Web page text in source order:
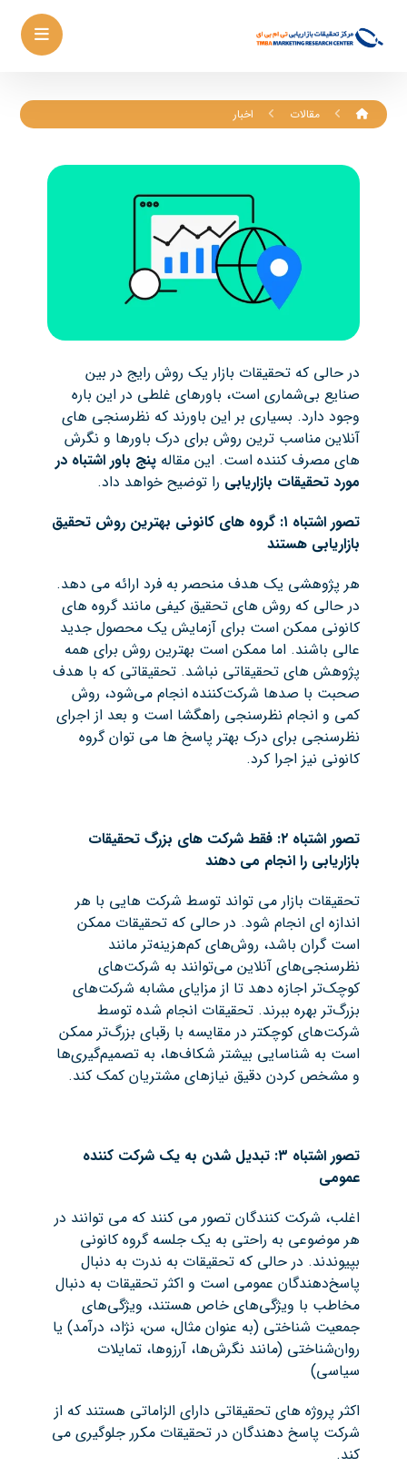
مقالات اخبار
در حالی که تحقیقات بازار یک روش رایج در بین
صنایع بی‌شماری است، باورهای غلطی در این باره
وجود دارد. بسیاری بر این باورند که نظرسنجی های
آنلاین مناسب ترین روش برای درک باورها و نگرش
های مصرف کننده است. این مقالهپنج باور اشتباه در
مورد تحقیقات بازاریابی را توضیح خواهد داد.
تصور اشتباه ۱: گروه های کانونی بهترین روش تحقیق
بازاریابی هستند
هر پژوهشی یک هدف منحصر به فرد ارائه می دهد.
در حالی که روش های تحقیق کیفی مانند گروه های
کانونی ممکن است برای آزمایش یک محصول جدید
عالی باشند. اما ممکن است بهترین روش برای همه
پژوهش های تحقیقاتی نباشد. تحقیقاتی که با هدف
صحبت با صدها شرکت‌کننده انجام می‌شود، روش
کمی و انجام نظرسنجی راهگشا است و بعد از اجرای
نظرسنجی برای درک بهتر پاسخ ها می توان گروه
کانونی نیز اجرا کرد.
تصور اشتباه ۲: فقط شرکت های بزرگ تحقیقات
بازاریابی را انجام می دهند
تحقیقات بازار می تواند توسط شرکت هایی با هر
اندازه ای انجام شود. در حالی که تحقیقات ممکن
است گران باشد، روش‌های کم‌هزینه‌تر مانند
نظرسنجی‌های آنلاین می‌توانند به شرکت‌های
کوچک‌تر اجازه دهد تا از مزایای مشابه شرکت‌های
بزرگ‌تر بهره ببرند. تحقیقات انجام شده توسط
شرکت‌های کوچکتر در مقایسه با رقبای بزرگ‌تر ممکن
است به شناسایی بیشتر شکاف‌ها، به تصمیم‌گیری‌ها
و مشخص کردن دقیق نیازهای مشتریان کمک کند.
تصور اشتباه ۳: تبدیل شدن به یک شرکت کننده
عمومی
اغلب، شرکت کنندگان تصور می کنند که می توانند در
هر موضوعی به راحتی به یک جلسه گروه کانونی
بپیوندند. در حالی که تحقیقات به ندرت به دنبال
پاسخ‌دهندگان عمومی است و اکثر تحقیقات به دنبال
مخاطب با ویژگی‌های خاص هستند، ویژگی‌های
جمعیت شناختی (به عنوان مثال، سن، نژاد، درآمد) یا
روان‌شناختی (مانند نگرش‌ها، آرزوها، تمایلات
سیاسی)
اکثر پروژه های تحقیقاتی دارای الزاماتی هستند که از
شرکت پاسخ دهندگان در تحقیقات مکرر جلوگیری می
کند.